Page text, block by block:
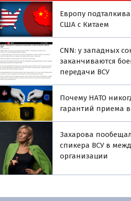
Европу
США с Китаем
CNN: у западных
заканчиваются
передачи ВСУ
Почему НАТО
гарантий приема
Захарова
спикера ВСУ в
организации